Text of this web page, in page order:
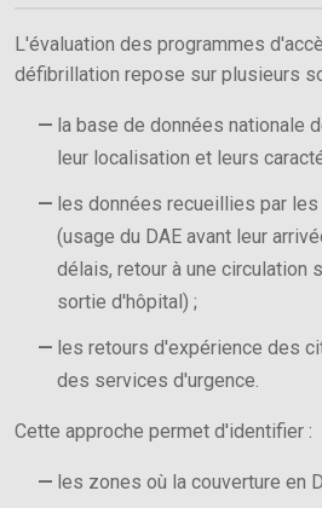
L'évaluation des programmes
défibrillation repose sur plusieurs
la base de données nationale
leur localisation et leurs
les données recueillies par
(usage du DAE avant leur
délais, retour à une circulation
sortie d'hôpital) ;
les retours d'expérience des
des services d'urgence.
Cette approche permet d'identifier :
les zones où la couverture en